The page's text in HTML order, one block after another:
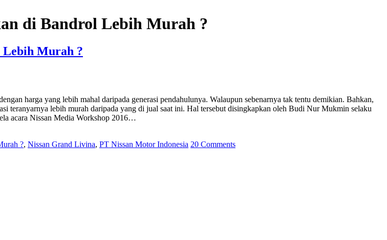
di Bandrol Lebih Murah ?
Lebih Murah ?
harga yang lebih mahal daripada generasi pendahulunya. Walaupun sebenarnya tak tentu demikian. Bahkan,
teranyarnya lebih murah daripada yang di jual saat ini. Hal tersebut disingkapkan oleh Budi Nur Mukmin selaku
acara Nissan Media Workshop 2016…
?, Nissan Grand Livina, PT Nissan Motor Indonesia 20 Comments